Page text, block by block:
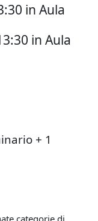
in Aula
in Aula
+ 1